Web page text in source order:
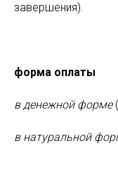
завершения).
форма оплаты
в денежной форме
в натуральной